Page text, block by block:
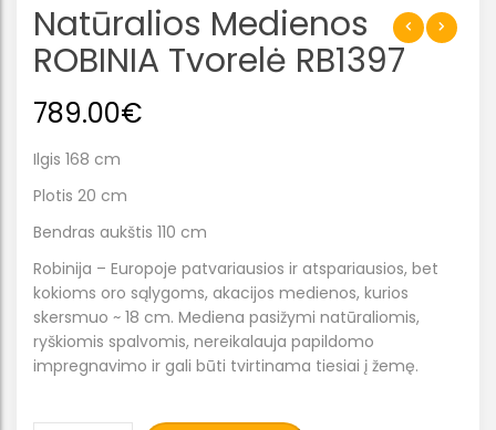
Natūralios Medienos
ROBINIA Tvorelė RB1397
789.00€
Ilgis 168 cm
Plotis 20 cm
Bendras aukštis 110 cm
Robinija – Europoje patvariausios ir atspariausios, bet
kokioms oro sąlygoms, akacijos medienos, kurios
skersmuo ~ 18 cm. Mediena pasižymi natūraliomis,
ryškiomis spalvomis, nereikalauja papildomo
impregnavimo ir gali būti tvirtinama tiesiai į žemę.